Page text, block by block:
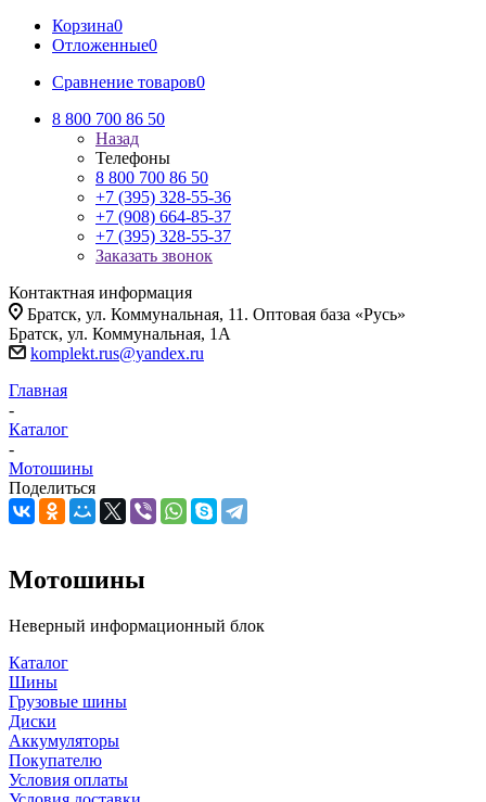
Корзина0
Отложенные0
Сравнение товаров0
8 800 700 86 50
Назад
Телефоны
8 800 700 86 50
+7 (395) 328-55-36
+7 (908) 664-85-37
+7 (395) 328-55-37
Заказать звонок
Контактная информация
Братск, ул. Коммунальная, 11. Оптовая база «Русь»
Братск, ул. Коммунальная, 1А
komplekt.rus@yandex.ru
Главная
-
Каталог
-
Мотошины
Поделиться
Мотошины
Неверный информационный блок
Каталог
Шины
Грузовые шины
Диски
Аккумуляторы
Покупателю
Условия оплаты